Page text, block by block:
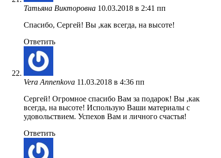
Татьяна Викторовна 10.03.2018 в 2:41 пп
Спасибо, Сергей! Вы ,как всегда, на высоте!
Ответить
Vera Annenkova 11.03.2018 в 4:36 пп
Сергей! Огромное спасибо Вам за подарок! Вы ,как
всегда, на высоте! Использую Ваши материалы с
удовольствием. Успехов Вам и личного счастья!
Ответить